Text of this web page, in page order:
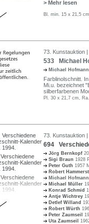
> Mehr lesen
Bl. min. 15 x 21,5
73. Kunstauktion
533 Michael
Michael Hofmann
Farblinolschnitt.
Mi.u. bezeichnet
silberfarbenen
Pl. 30 x 21,7 cm,
73. Kunstauktion
694
Jörg Bernkopf
Sigi Braun 1928
Peter Guth 1957
Robert
Michael Hofmann
Michael Müller
Konrad Schmid
Antje Wichtrey
Detlef Willand
Robert Würth
Peter Zaumseil
Uta Zaumseil